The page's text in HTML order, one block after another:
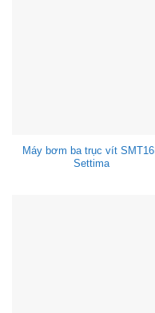
Máy bơm ba trục vít
Settima